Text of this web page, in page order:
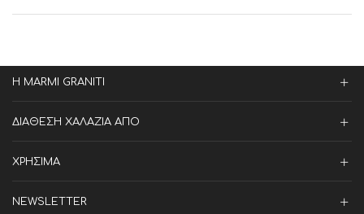
Η MARMI GRANITI
ΔΙΑΘΕΣΗ ΧΑΛΑΖΙΑ ΑΠΟ
ΧΡΗΣΙΜΑ
NEWSLETTER